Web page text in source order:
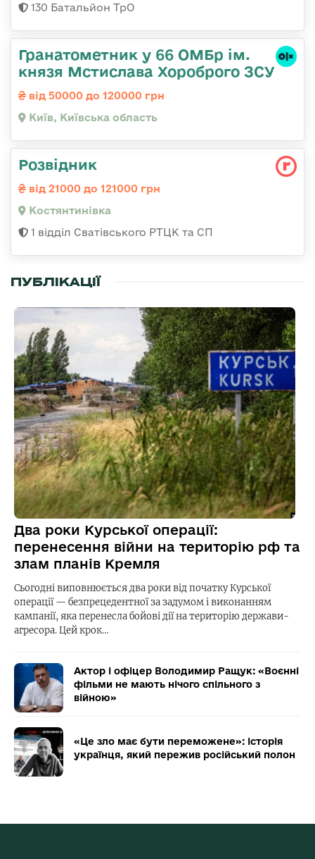
130 Батальйон ТрО
Гранатометник у 66 ОМБр ім.
князя Мстислава Хороброго ЗСУ
від 50000 до 120000 грн
Київ, Київська область
Розвідник
від 21000 до 121000 грн
Костянтинівка
1 відділ Сватівського РТЦК та СП
ПУБЛІКАЦІЇ
Два роки Курської операції:
перенесення війни на територію рф та
злам планів Кремля
Сьогодні виповнюється два роки від початку Курської
операції — безпрецедентної за задумом і виконанням
кампанії, яка перенесла бойові дії на територію держави-
агресора. Цей крок…
Актор і офіцер Володимир Ращук: «Воєнні
фільми не мають нічого спільного з
війною»
«Це зло має бути переможене»: історія
українця, який пережив російський полон